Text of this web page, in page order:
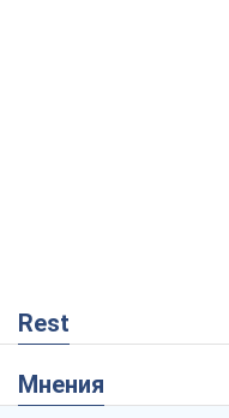
Rest
Мнения